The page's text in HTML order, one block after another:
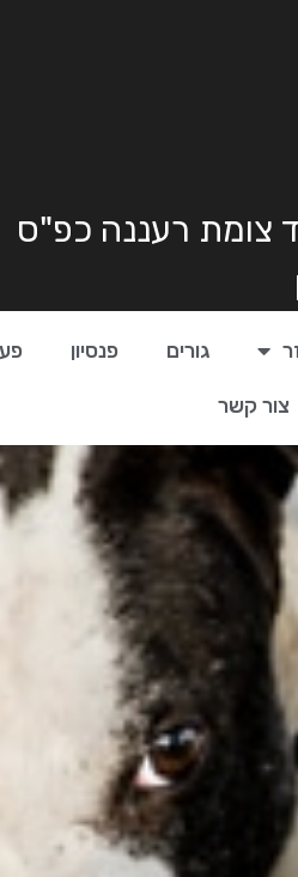
צומת רעננה כפ"ס
גורים פנסיון
צור קשר